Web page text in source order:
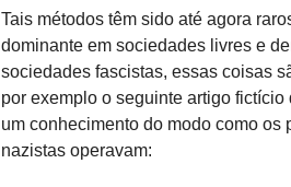
Tais métodos têm sido até agora
dominante em sociedades livres e
sociedades fascistas, essas coisas
por exemplo o seguinte artigo fictício
um conhecimento do modo como os
nazistas operavam: